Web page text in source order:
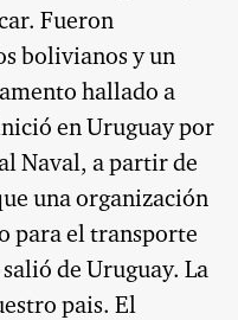
Fueron
bolivianos y un
hallado a
en Uruguay por
Naval, a partir de
una organización
para el transporte
de Uruguay. La
pais. El